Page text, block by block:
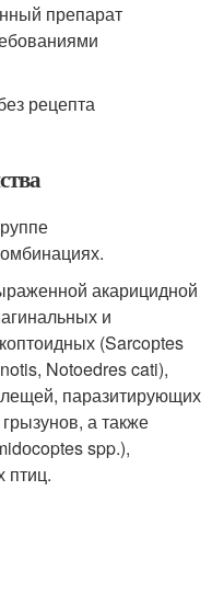
препарат
рецепта
акарицидной
и
(Sarcoрtes
Notoedres cati),
паразитирующих
а также
spp.),
птиц.